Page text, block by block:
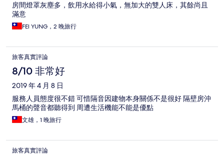
房間燈罩灰塵多，飲用水給得小氣，無加大的雙人床，其餘尚且
滿意
FEl YUNG，2 晚旅行
旅客真實評論
8/10 非常好
2019 年 4 月 8 日
服務人員態度很不錯 可惜隔音因建物本身關係不是很好 隔壁房沖
馬桶的聲音都聽得到 周遭生活機能不能是優點
文雄，1 晚旅行
旅客真實評論